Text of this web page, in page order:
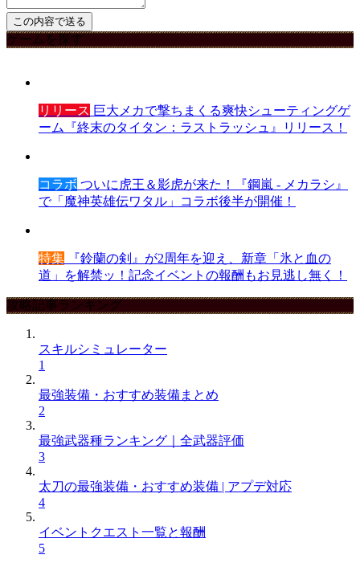
ゲームを探す
リリース 巨大メカで撃ちまくる爽快シューティングゲ
ーム『終末のタイタン：ラストラッシュ』リリース！
コラボ ついに虎王＆影虎が来た！『鋼嵐 - メカラシ』
で「魔神英雄伝ワタル」コラボ後半が開催！
特集 『鈴蘭の剣』が2周年を迎え、新章「氷と血の
道」を解禁ッ！記念イベントの報酬もお見逃し無く！
攻略記事ランキング
スキルシミュレーター
1
最強装備・おすすめ装備まとめ
2
最強武器種ランキング｜全武器評価
3
太刀の最強装備・おすすめ装備 | アプデ対応
4
イベントクエスト一覧と報酬
5